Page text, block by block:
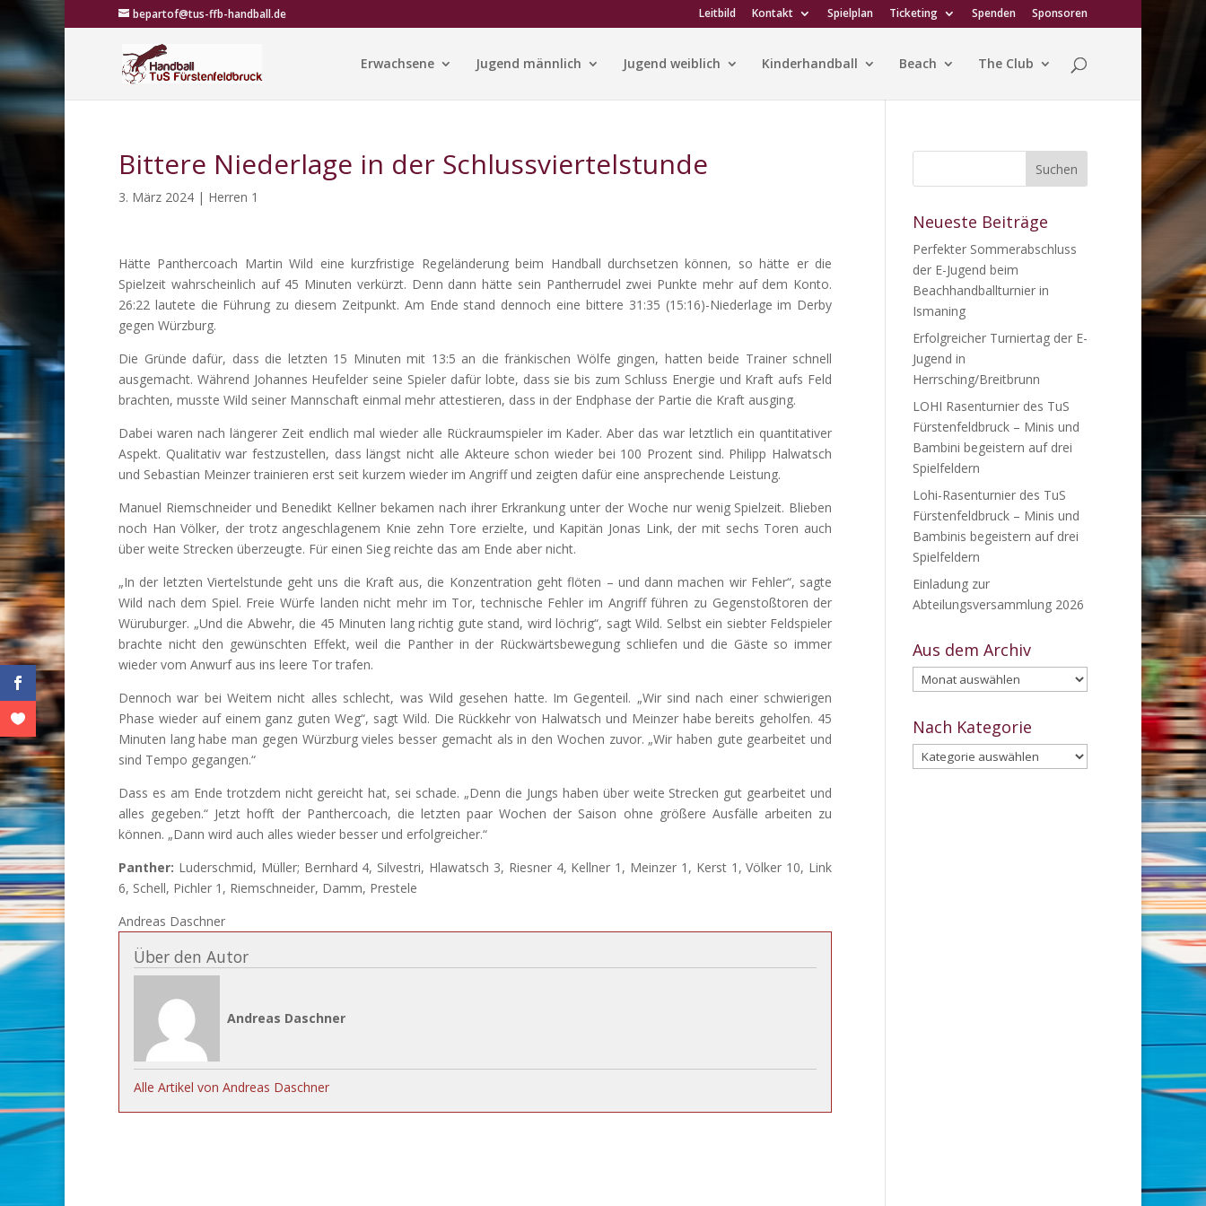
bepartof@tus-ffb-handball.de Leitbild Kontakt Spielplan Ticketing Spenden Sponsoren
Erwachsene Jugend männlich Jugend weiblich Kinderhandball Beach The Club
Bittere Niederlage in der Schlussviertelstunde
3. März 2024 | Herren 1
Hätte Panthercoach Martin Wild eine kurzfristige Regeländerung beim Handball durchsetzen können, so hätte er die
Spielzeit wahrscheinlich auf 45 Minuten verkürzt. Denn dann hätte sein Pantherrudel zwei Punkte mehr auf dem Konto.
26:22 lautete die Führung zu diesem Zeitpunkt. Am Ende stand dennoch eine bittere 31:35 (15:16)-Niederlage im Derby
gegen Würzburg.
Die Gründe dafür, dass die letzten 15 Minuten mit 13:5 an die fränkischen Wölfe gingen, hatten beide Trainer schnell
ausgemacht. Während Johannes Heufelder seine Spieler dafür lobte, dass sie bis zum Schluss Energie und Kraft aufs Feld
brachten, musste Wild seiner Mannschaft einmal mehr attestieren, dass in der Endphase der Partie die Kraft ausging.
Dabei waren nach längerer Zeit endlich mal wieder alle Rückraumspieler im Kader. Aber das war letztlich ein quantitativer
Aspekt. Qualitativ war festzustellen, dass längst nicht alle Akteure schon wieder bei 100 Prozent sind. Philipp Halwatsch
und Sebastian Meinzer trainieren erst seit kurzem wieder im Angriff und zeigten dafür eine ansprechende Leistung.
Manuel Riemschneider und Benedikt Kellner bekamen nach ihrer Erkrankung unter der Woche nur wenig Spielzeit. Blieben
noch Han Völker, der trotz angeschlagenem Knie zehn Tore erzielte, und Kapitän Jonas Link, der mit sechs Toren auch
über weite Strecken überzeugte. Für einen Sieg reichte das am Ende aber nicht.
„In der letzten Viertelstunde geht uns die Kraft aus, die Konzentration geht flöten – und dann machen wir Fehler“, sagte
Wild nach dem Spiel. Freie Würfe landen nicht mehr im Tor, technische Fehler im Angriff führen zu Gegenstoßtoren der
Würuburger. „Und die Abwehr, die 45 Minuten lang richtig gute stand, wird löchrig“, sagt Wild. Selbst ein siebter Feldspieler
brachte nicht den gewünschten Effekt, weil die Panther in der Rückwärtsbewegung schliefen und die Gäste so immer
wieder vom Anwurf aus ins leere Tor trafen.
Dennoch war bei Weitem nicht alles schlecht, was Wild gesehen hatte. Im Gegenteil. „Wir sind nach einer schwierigen
Phase wieder auf einem ganz guten Weg“, sagt Wild. Die Rückkehr von Halwatsch und Meinzer habe bereits geholfen. 45
Minuten lang habe man gegen Würzburg vieles besser gemacht als in den Wochen zuvor. „Wir haben gute gearbeitet und
sind Tempo gegangen.“
Dass es am Ende trotzdem nicht gereicht hat, sei schade. „Denn die Jungs haben über weite Strecken gut gearbeitet und
alles gegeben.“ Jetzt hofft der Panthercoach, die letzten paar Wochen der Saison ohne größere Ausfälle arbeiten zu
können. „Dann wird auch alles wieder besser und erfolgreicher.“
Panther: Luderschmid, Müller; Bernhard 4, Silvestri, Hlawatsch 3, Riesner 4, Kellner 1, Meinzer 1, Kerst 1, Völker 10, Link
6, Schell, Pichler 1, Riemschneider, Damm, Prestele
Andreas Daschner
Über den Autor
Andreas Daschner
Alle Artikel von Andreas Daschner
Neueste Beiträge
Perfekter Sommerabschluss
der E-Jugend beim
Beachhandballturnier in
Ismaning
Erfolgreicher Turniertag der E-
Jugend in
Herrsching/Breitbrunn
LOHI Rasenturnier des TuS
Fürstenfeldbruck – Minis und
Bambini begeistern auf drei
Spielfeldern
Lohi-Rasenturnier des TuS
Fürstenfeldbruck – Minis und
Bambinis begeistern auf drei
Spielfeldern
Einladung zur
Abteilungsversammlung 2026
Aus dem Archiv
Aus
dem
Archiv
Nach Kategorie
Nach
Kategorie